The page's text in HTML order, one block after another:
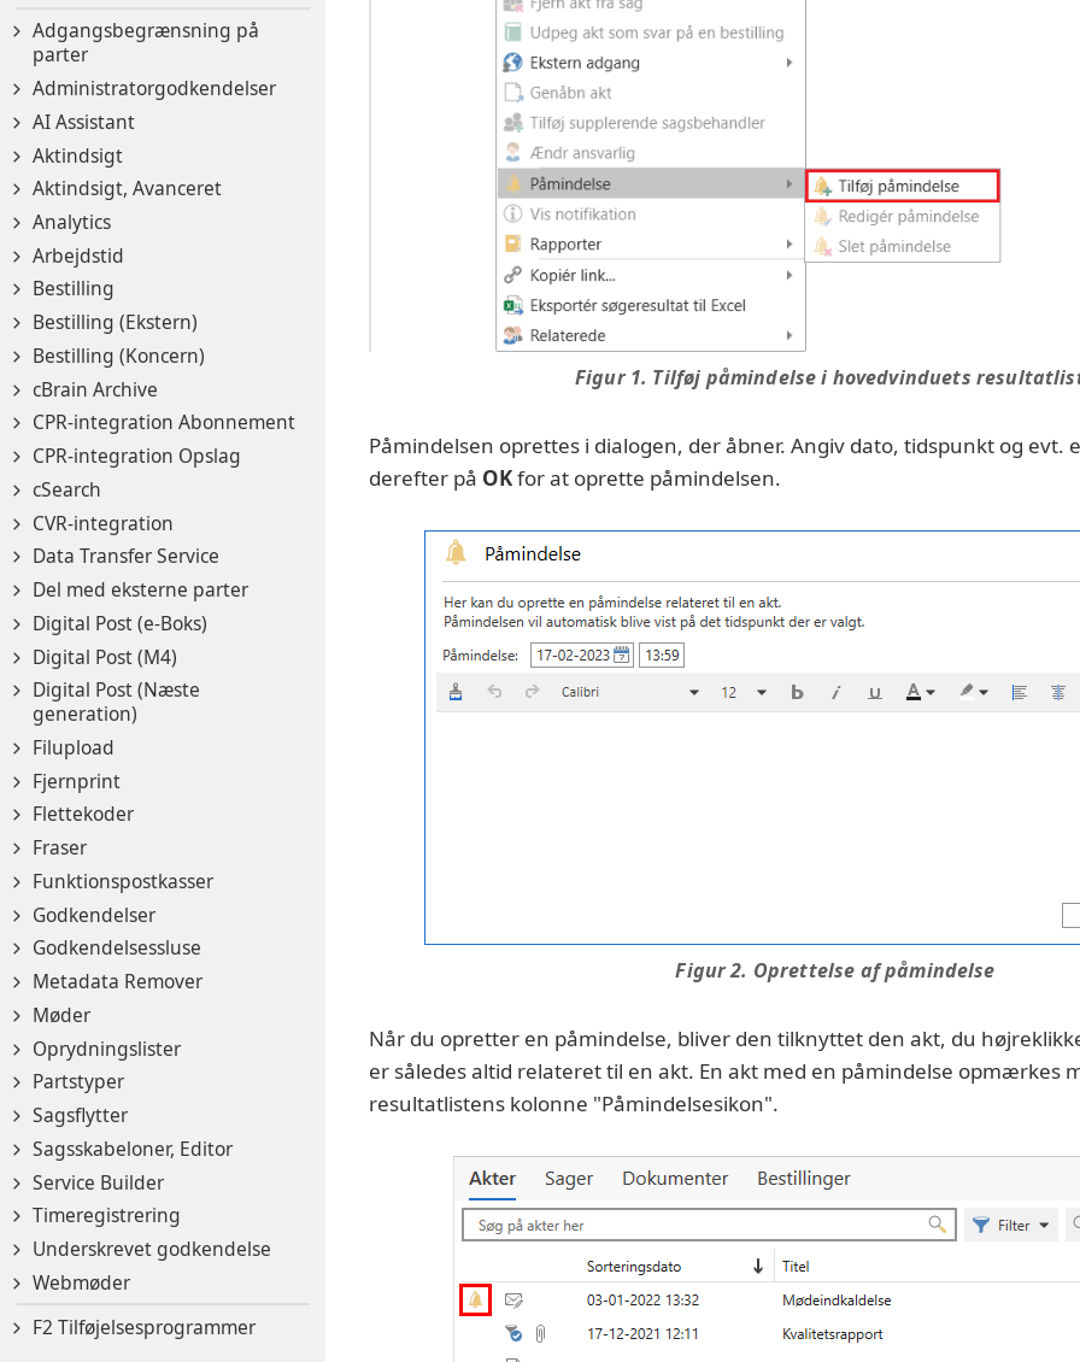
Adgangsbegrænsning på
parter
Administratorgodkendelser
AI Assistant
Aktindsigt
Aktindsigt, Avanceret
Analytics
Arbejdstid
Bestilling
Bestilling (Ekstern)
Bestilling (Koncern)
cBrain Archive
CPR-integration Abonnement
CPR-integration Opslag
cSearch
CVR-integration
Data Transfer Service
Del med eksterne parter
Digital Post (e-Boks)
Digital Post (M4)
Digital Post (Næste
generation)
Filupload
Fjernprint
Flettekoder
Fraser
Funktionspostkasser
Godkendelser
Godkendelsessluse
Metadata Remover
Møder
Oprydningslister
Partstyper
Sagsflytter
Sagsskabeloner, Editor
Service Builder
Timeregistrering
Underskrevet godkendelse
Webmøder
F2 Tilføjelsesprogrammer
Figur 1. Tilføj påmindelse i hovedvinduets
Påmindelsen oprettes i dialogen, der åbner. Angiv dato, tidspunkt og evt.
derefter på OKfor at oprette påmindelsen.
Figur 2. Oprettelse af påmindelse
Når du opretter en påmindelse, bliver den tilknyttet den akt, du
er således altid relateret til en akt. En akt med en påmindelse opmærkes
resultatlistens kolonne "Påmindelsesikon".